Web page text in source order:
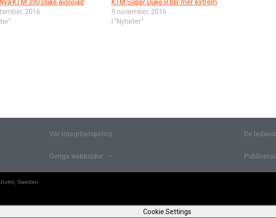
KTM 390 Duke avslöjad
2016
KTM Super Duke R blir mer extrem
9 november, 2016
I ”Nyheter”
Vår integritetspolicy
Övriga webbsidor
De
Publicerat
Sweden
Cookie Settings